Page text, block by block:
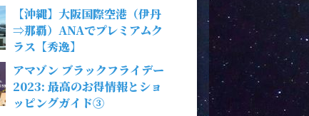
【沖縄】大阪国際空港（伊丹
⇒那覇）ANAでプレミアムク
ラス【秀逸】
アマゾン ブラックフライデー
2023: 最高のお得情報とショ
ッピングガイド③